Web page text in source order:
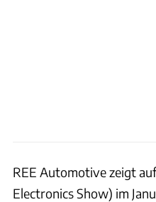
REE Automotive zeigt
Electronics Show) im